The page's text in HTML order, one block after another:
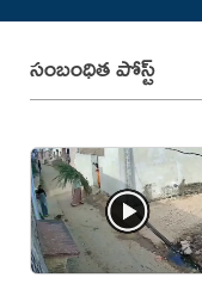
సంబంధిత పోస్ట్